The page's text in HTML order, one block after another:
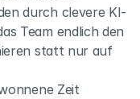
durch clevere KI-
Team endlich den
statt nur auf
Zeit